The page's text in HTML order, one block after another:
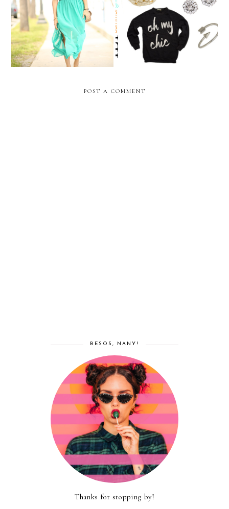
WIN 6 Shore Road
TICKETS FOR SWIM
WEEK!!
ILY COUTURE $500
Summer Giveaway
POST A COMMENT
BESOS, NANY!
Thanks for stopping by!